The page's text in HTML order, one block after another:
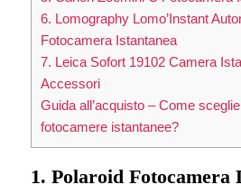
6. Lomography Lomo’Instant
Fotocamera Istantanea
7. Leica Sofort 19102 Camera
Accessori
Guida all’acquisto – Come
fotocamere istantanee?
1. Polaroid Fotocamera